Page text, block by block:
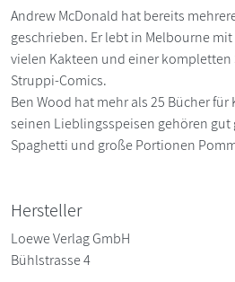
Andrew McDonald hat bereits
geschrieben. Er lebt in Melbourne
vielen Kakteen und einer
Struppi-Comics.
Ben Wood hat mehr als 25 Bücher
seinen Lieblingsspeisen gehören
Spaghetti und große Portionen
Hersteller
Loewe Verlag GmbH
Bühlstrasse 4